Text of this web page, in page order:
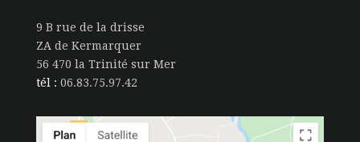
9 B rue de la drisse
ZA de Kermarquer
56 470 la Trinité sur Mer
tél : 06.83.75.97.42